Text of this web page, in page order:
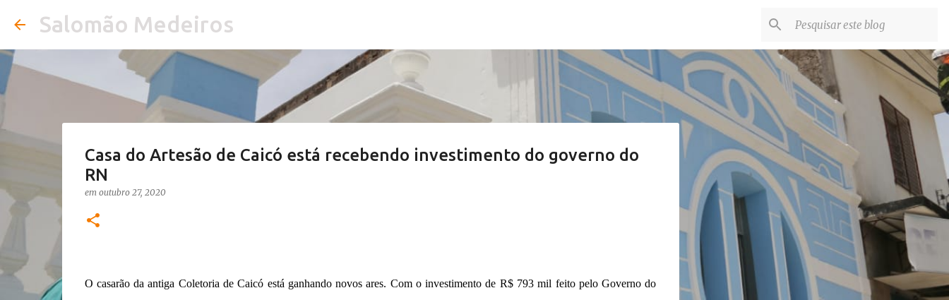
Salomão Medeiros
Casa do Artesão de Caicó está recebendo investimento do governo do
RN
em outubro 27, 2020
O casarão da antiga Coletoria de Caicó está ganhando novos ares. Com o investimento de R$ 793 mil feito pelo Governo do